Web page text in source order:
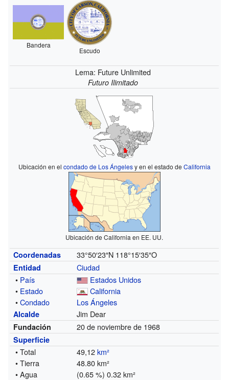
Bandera
Escudo
Lema: Future Unlimited
Futuro Ilimitado
Ubicación en el condado de Los Ángelesy en el estado de California
Ubicación de California en EE. UU.
Coordenadas 33°50′23″N 118°15′35″O
Entidad
Ciudad
• País
Estados Unidos
• Estado
California
•Condado Los Ángeles
Alcalde Jim Dear
Fundación 20 de noviembre de 1968
Superficie
• Total 49,12km²
• Tierra
48.80 km²
• Agua
(0.65 %) 0.32 km²